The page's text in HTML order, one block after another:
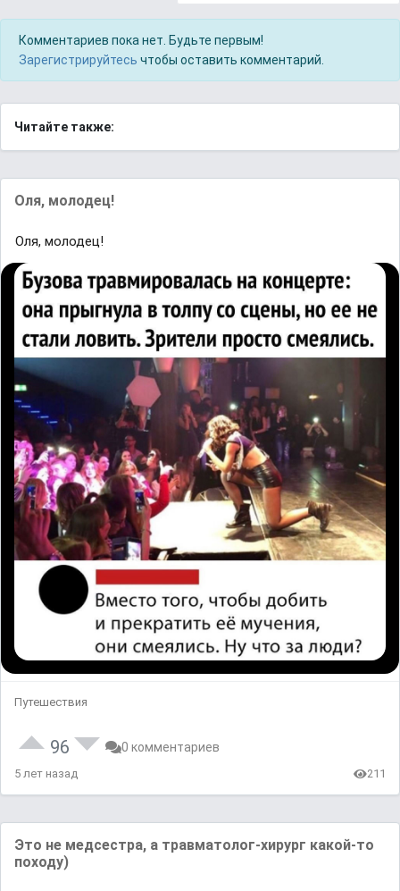
Комментариев пока нет. Будьте первым!
Зарегистрируйтесь чтобы оставить комментарий.
Читайте также:
Оля, молодец!
Оля, молодец!
Путешествия
96 0 комментариев
5 лет назад 211
Это не медсестра, а травматолог-хирург какой-то
походу)